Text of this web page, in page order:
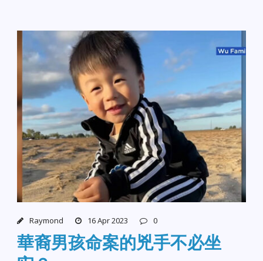
Raymond 16 Apr 2023 0
華裔男孩命案的兇手不必坐